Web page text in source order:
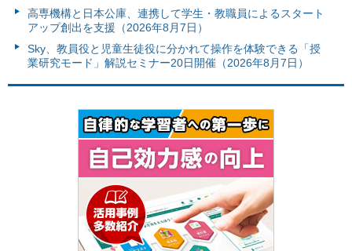
高専機構と日本公庫、連携して学生・教職員によるスタート
アップ創出を支援（2026年8月7日）
Sky、教員役と児童生徒役に分かれて操作を体験できる「授
業研究モード」解説セミナー20日開催（2026年8月7日）